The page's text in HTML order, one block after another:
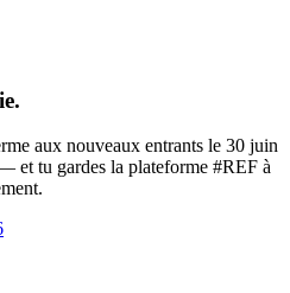
aux nouveaux entrants le 30 juin
et tu gardes la plateforme #REF à